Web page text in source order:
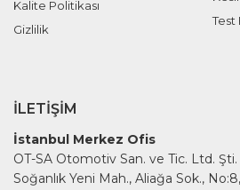
Kalite Politikası
Gizlilik
Test
İLETIŞIM
İstanbul Merkez Ofis
OT-SA Otomotiv San. ve Tic. Ltd. Şti.
Soğanlık Yeni Mah., Aliağa Sok., No:8,